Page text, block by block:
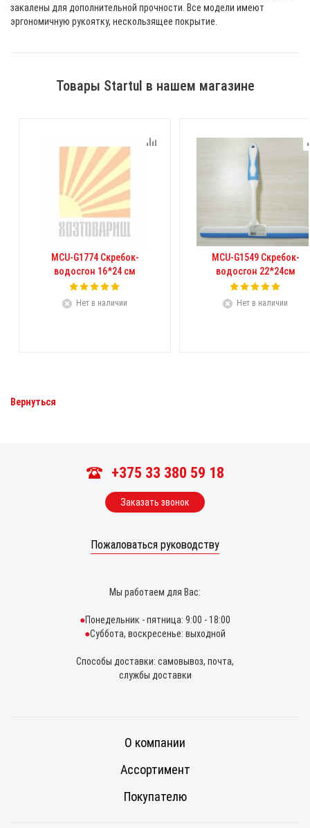
закалены для дополнительной прочности. Все модели имеют
эргономичную рукоятку, нескользящее покрытие.
Товары Startul в нашем магазине
MCU-G1774 Скребок-
водосгон 16*24 см
Нет в наличии
MCU-G1549 Скребок-
водосгон 22*24cм
Нет в наличии
Вернуться
+375 33 380 59 18
Заказать звонок
Пожаловаться руководству
Мы работаем для Вас:
Понедельник - пятница: 9:00 - 18:00
Суббота, воскресенье: выходной
Способы доставки: самовывоз, почта,
службы доставки
О компании
Ассортимент
Покупателю